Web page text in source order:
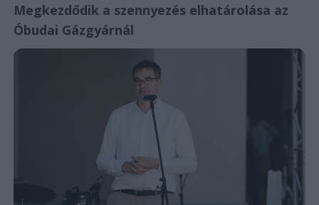
Megkezdődik a szennyezés elhatárolása az
Óbudai Gázgyárnál